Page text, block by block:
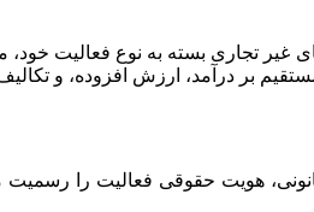
تجاری بسته به نوع فعالیت خود،
بر درآمد، ارزش افزوده، و
هویت حقوقی فعالیت را